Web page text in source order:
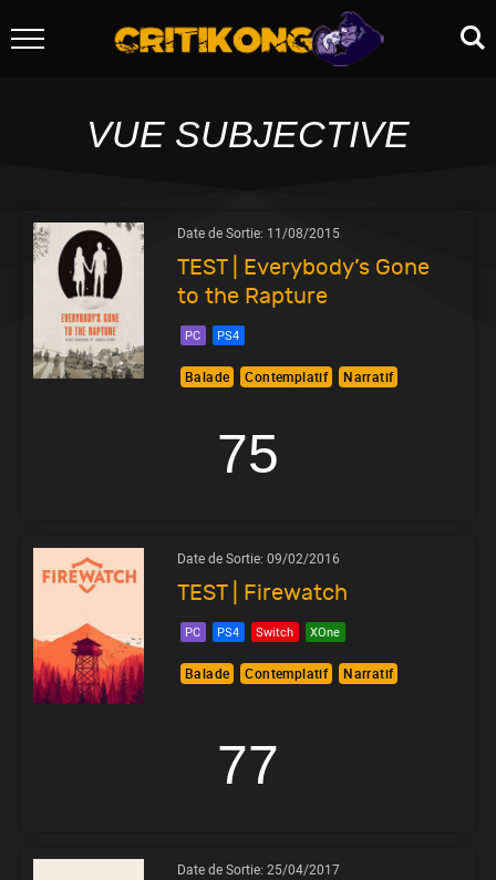
VUE SUBJECTIVE
Date de Sortie: 11/08/2015
TEST | Everybody’s Gone
to the Rapture
PC PS4
Balade Contemplatif Narratif
75
Date de Sortie: 09/02/2016
TEST | Firewatch
PC PS4 Switch XOne
Balade Contemplatif Narratif
77
Date de Sortie: 25/04/2017